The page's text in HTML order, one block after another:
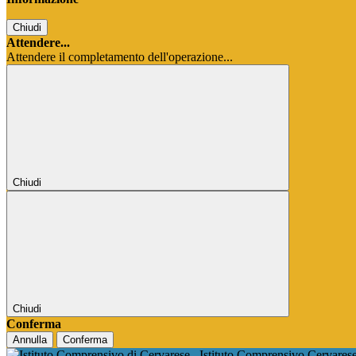
Chiudi
Attendere...
Attendere il completamento dell'operazione...
Chiudi
Chiudi
Conferma
Annulla Conferma